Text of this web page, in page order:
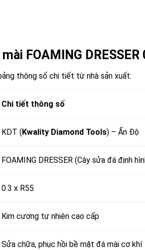
FOAMING DRESSER
thông số chi tiết từ nhà sản xuất:
Chi tiết thông số
KDT ( Kwality Diamond Tools) – Ấn Độ
FOAMING DRESSER (Cây sửa đá định
0.3 x R55
Kim cương tự nhiên cao cấp
Sửa chữa, phục hồi bề mặt đá mài cơ khí